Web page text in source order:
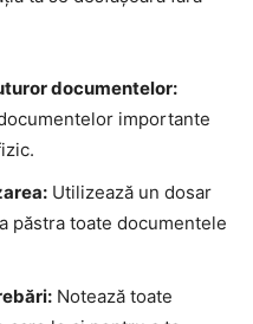
documentelor:
importante
Utilizează un dosar
păstra toate documentele
Notează toate